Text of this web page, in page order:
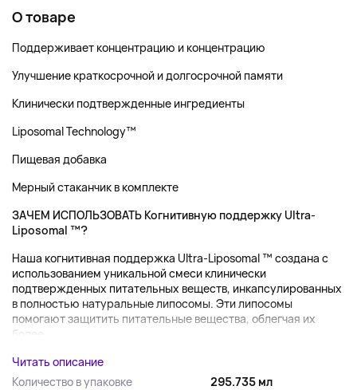
О товаре
Поддерживает концентрацию и концентрацию
Улучшение краткосрочной и долгосрочной памяти
Клинически подтвержденные ингредиенты
Liposomal Technology™
Пищевая добавка
Мерный стаканчик в комплекте
ЗАЧЕМ ИСПОЛЬЗОВАТЬ Когнитивную поддержку Ultra-
Liposomal ™?
Наша когнитивная поддержка Ultra-Liposomal ™ создана с
использованием уникальной смеси клинически
подтвержденных питательных веществ, инкапсулированных
в полностью натуральные липосомы. Эти липосомы
помогают защитить питательные вещества, облегчая их
более...
Читать описание
Количество в упаковке
295.735 мл